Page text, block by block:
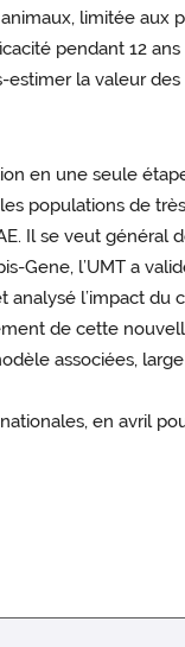
limitée aux
pendant 12 ans
la valeur
en une seule
populations de
Il se veut général
Gene, l’UMT a
analysé l’impact
de cette
associées,
en avril